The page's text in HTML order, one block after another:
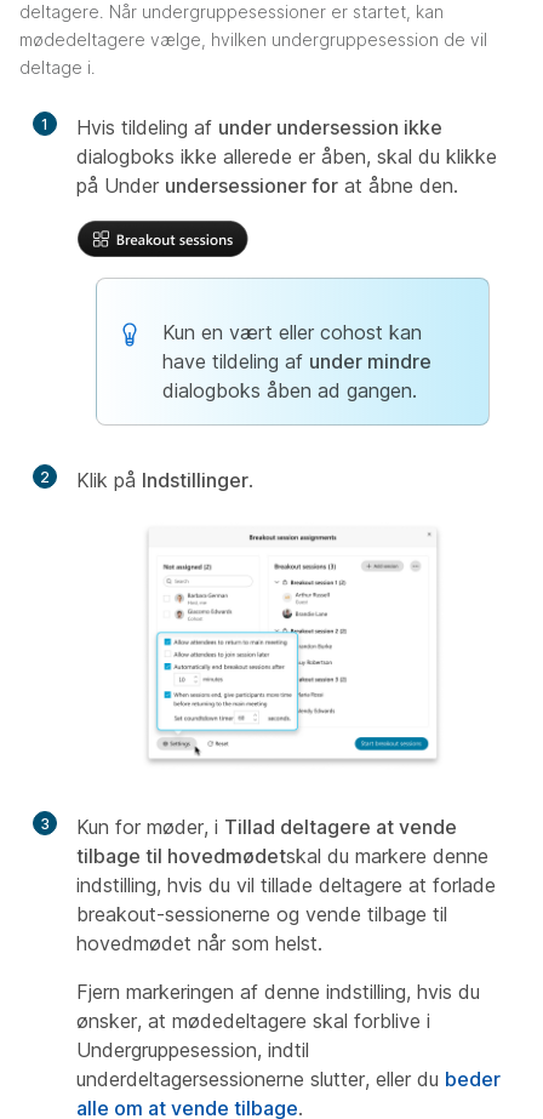
deltagere. Når undergruppesessioner er startet, kan
mødedeltagere vælge, hvilken undergruppesession de vil
deltage i.
1 Hvis tildeling af under undersession ikke
dialogboks ikke allerede er åben, skal du klikke
på Under undersessioner for at åbne den.
Kun en vært eller cohost kan
have tildeling af under mindre
dialogboks åben ad gangen.
2 Klik på Indstillinger.
3 Kun for møder, i Tillad deltagere at vende
tilbage til hovedmødetskal du markere denne
indstilling, hvis du vil tillade deltagere at forlade
breakout-sessionerne og vende tilbage til
hovedmødet når som helst.
Fjern markeringen af denne indstilling, hvis du
ønsker, at mødedeltagere skal forblive i
Undergruppesession, indtil
underdeltagersessionerne slutter, eller du beder
alle om at vende tilbage.